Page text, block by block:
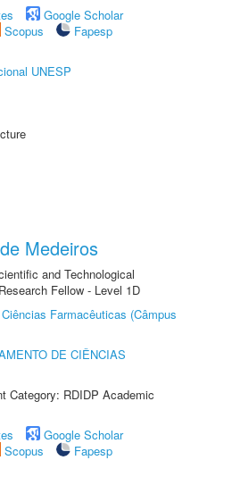
Google Scholar
Scopus
Fapesp
UNESP
Medeiros
and Technological
Fellow - Level 1D
Farmacêuticas (Câmpus
DE CIÊNCIAS
Category: RDIDP Academic
Google Scholar
Scopus
Fapesp